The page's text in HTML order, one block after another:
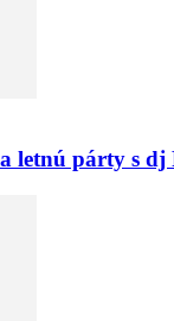
letnú párty s